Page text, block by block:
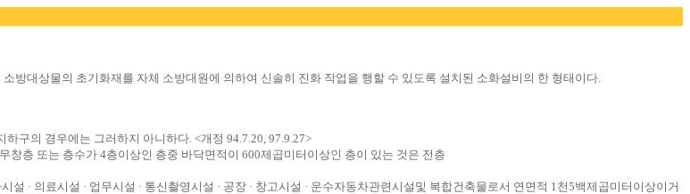
방대상물의 초기화재를 자체 소방대원에 의하여 신솔히 진화 작업을 행할 수 있도록 설치된 소화설비의 한 형태이다.
구의 경우에는 그러하지 아니하다. <개정 94.7.20, 97.9.27>
층 또는 층수가 4층이상인 층중 바닥면적이 600제곱미터이상인 층이 있는 것은 전층
설 · 의료시설 · 업무시설 · 통신촬영시설 · 공장 · 창고시설 · 운수자동차관련시설및 복합건축물로서 연면적 1천5백제곱미터이상이거